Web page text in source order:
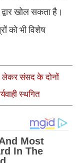
खोल सकता है।
को भी विशेष
लेकर संसद के दोनों
स्थगित